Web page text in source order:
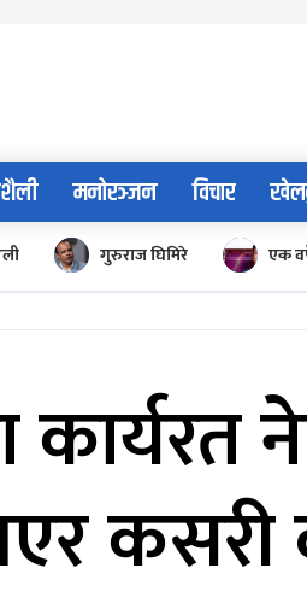
मनोरञ्जन विचार
गुरुराज घिमिरे एक
कसरी